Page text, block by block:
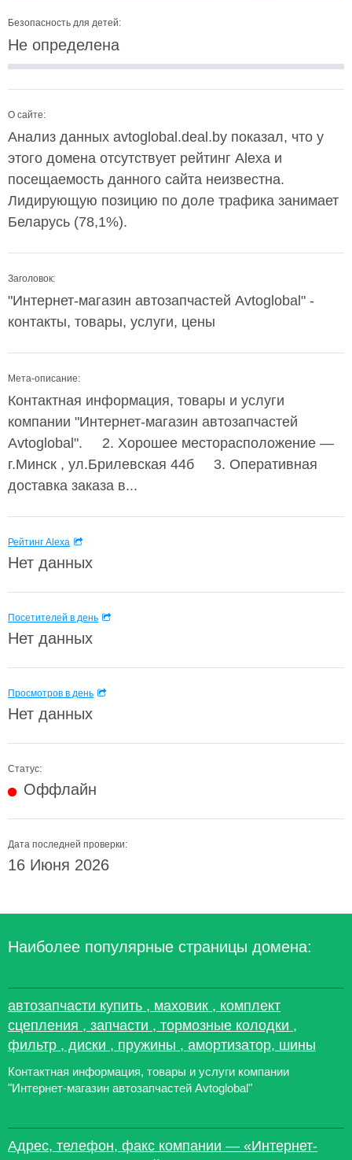
Безопасность для детей:
Не определена
О сайте:
Анализ данных avtoglobal.deal.by показал, что у
этого домена отсутствует рейтинг Alexa и
посещаемость данного сайта неизвестна.
Лидирующую позицию по доле трафика занимает
Беларусь (78,1%).
Заголовок:
"Интернет-магазин автозапчастей Avtoglobal" -
контакты, товары, услуги, цены
Мета-описание:
Контактная информация, товары и услуги
компании "Интернет-магазин автозапчастей
Avtoglobal". 2. Хорошее месторасположение ―
г.Минск , ул.Брилевская 44б 3. Оперативная
доставка заказа в...
Рейтинг Alexa
Нет данных
Посетителей в день
Нет данных
Просмотров в день
Нет данных
Статус:
Оффлайн
Дата последней проверки:
16 Июня 2026
Наиболее популярные страницы домена:
автозапчасти купить , маховик , комплект
сцепления , запчасти , тормозные колодки ,
фильтр , диски , пружины , амортизатор, шины
Контактная информация, товары и услуги компании
"Интернет-магазин автозапчастей Avtoglobal"
Адрес, телефон, факс компании — «Интернет-